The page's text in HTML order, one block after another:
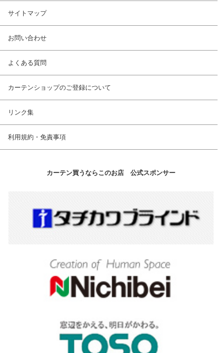
サイトマップ
お問い合わせ
よくある質問
カーテンショップのご登録について
リンク集
利用規約・免責事項
カーテン買うならこのお店 公式スポンサー